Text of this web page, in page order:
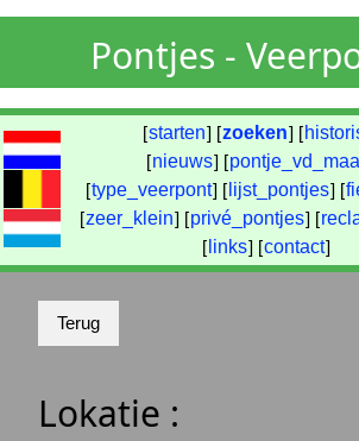
Pontjes -
[starten] [zoeken] [
[nieuws] [
[type_veerpont] [ lijst_pontjes] [
[zeer_klein] [privé_pontjes] [
[ links] [contact]
Lokatie :